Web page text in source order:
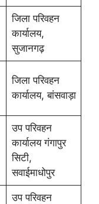
जिला परिवहन
कार्यालय,
सुजानगढ़
जिला परिवहन
कार्यालय, बांसवाड़ा
उप परिवहन
कार्यालय गंगापुर
सिटी,
सवाईमाधोपुर
उप परिवहन